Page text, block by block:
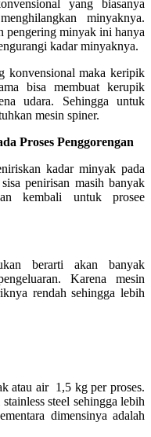
yang biasanya
minyaknya.
pengering minyak ini hanya
kadar minyaknya.
konvensional maka keripik
bisa membuat kerupik
udara. Sehingga untuk
mesin spiner.
Proses Penggorengan
kadar minyak pada
penirisan masih banyak
kembali untuk prosee
berarti akan banyak
Karena mesin
rendah sehingga lebih
atau air 1,5 kg per proses.
steel sehingga lebih
dimensinya adalah